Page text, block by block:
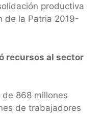
productiva
de la Patria 2019-
recursos al sector
868 millones
de trabajadores